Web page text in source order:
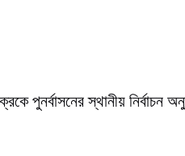
পুনর্বাসনের স্থানীয় নির্বাচন